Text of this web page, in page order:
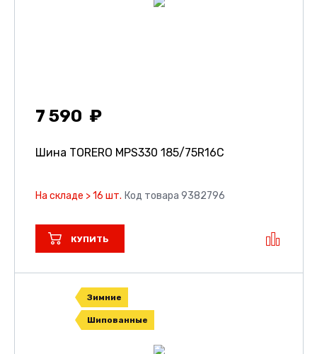
7 590
Шина TORERO MPS330 185/75R16C
На складе > 16 шт. Код товара 9382796
КУПИТЬ
Зимние
Шипованные